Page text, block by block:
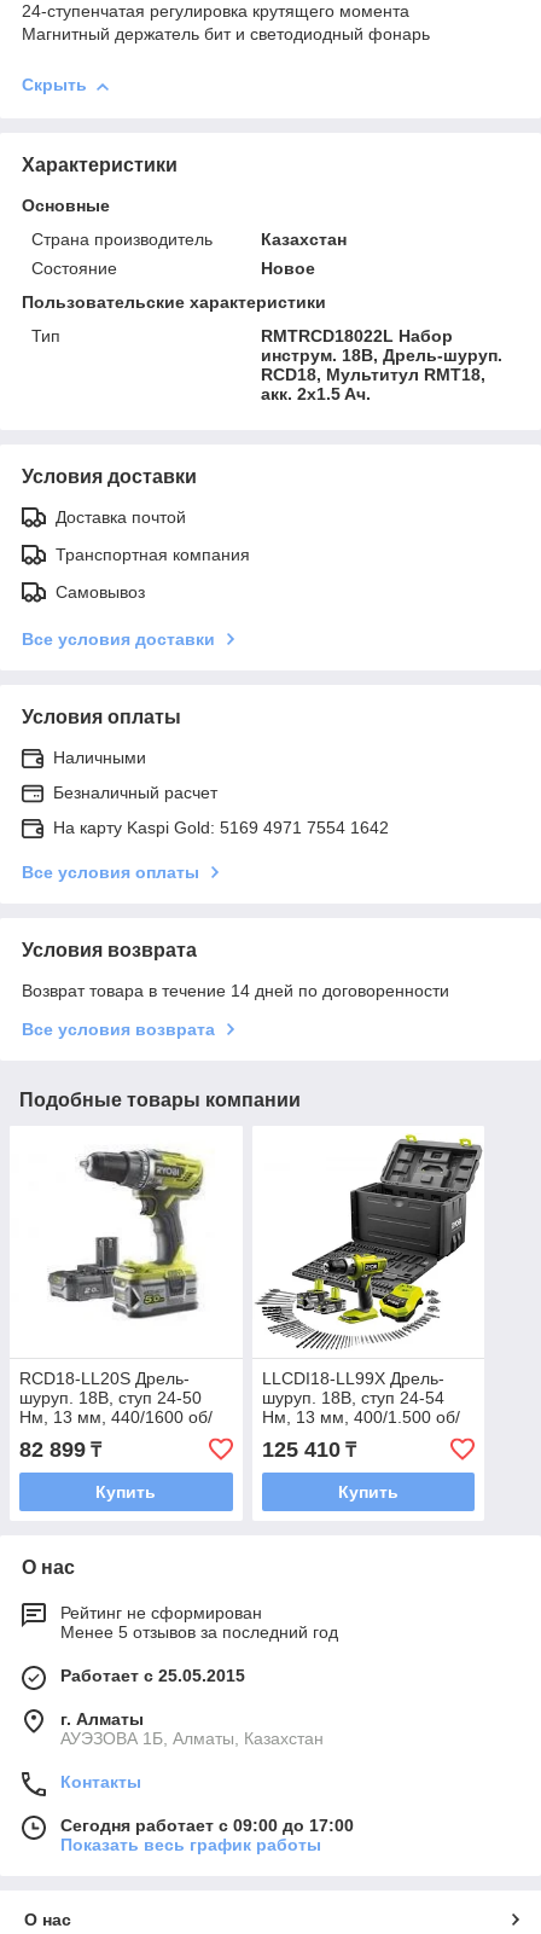
24-ступенчатая регулировка крутящего момента
Магнитный держатель бит и светодиодный фонарь
Скрыть
Характеристики
Основные
Страна производитель
Казахстан
Состояние
Новое
Пользовательские характеристики
Тип
RMTRCD18022L Набор
инструм. 18В, Дрель-шуруп.
RCD18, Мультитул RMT18,
акк. 2x1.5 Aч.
Условия доставки
Доставка почтой
Транспортная компания
Самовывоз
Все условия доставки
Условия оплаты
Наличными
Безналичный расчет
На карту Kaspi Gold: 5169 4971 7554 1642
Все условия оплаты
Условия возврата
Возврат товара в течение 14 дней по договоренности
Все условия возврата
Подобные товары компании
RCD18-LL20S Дрель-
шуруп. 18В, ступ 24-50
Нм, 13 мм, 440/1600 об/
мин, 2х2.0 Ач, з/у, 1.2 кг,
сумка
82 899 ₸
Купить
LLCDI18-LL99X Дрель-
шуруп. 18В, ступ 24-54
Нм, 13 мм, 400/1.500 об/
мин, 1х1,5/1х4,0Ач, з/у, 1.6
кг, бита, руко
125 410₸
Купить
О нас
Рейтинг не сформирован
Менее 5 отзывов за последний год
Работает с 25.05.2015
г. Алматы
АУЭЗОВА 1Б, Алматы, Казахстан
Контакты
Сегодня работает с 09:00 до 17:00
Показать весь график работы
О нас